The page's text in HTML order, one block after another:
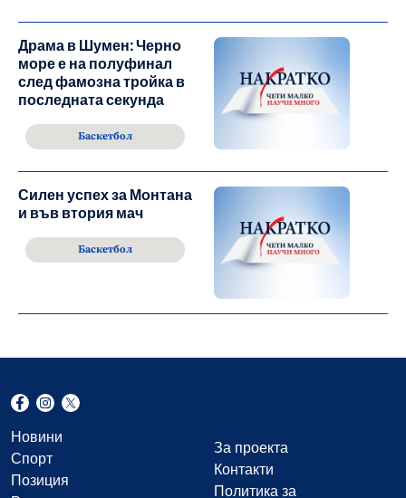
Драма в Шумен: Черно
море е на полуфинал
след фамозна тройка в
последната секунда
Баскетбол
Силен успех за Монтана
и във втория мач
Баскетбол
Новини
Спорт
Позиция
За проекта
Контакти
Политика за